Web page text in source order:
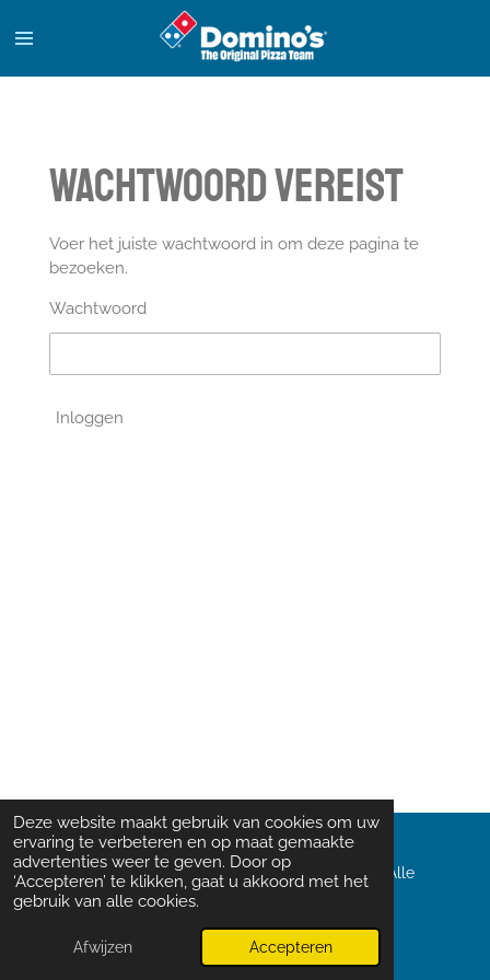
Deze website maakt gebruik van cookies om uw
ervaring te verbeteren en op maat gemaakte
advertenties weer te geven. Door op
‘Accepteren’ te klikken, gaat u akkoord met het
gebruik van alle cookies.
Afwijzen Accepteren
direct
Wachtwoord vereist
Voer het juiste wachtwoord in om deze pagina te
bezoeken.
Wachtwoord
Inloggen
© 2025 Domino's Pizza T.O.P.T. vestigingen B.V. Alle
rechten voorbehouden. Website-onderhoud